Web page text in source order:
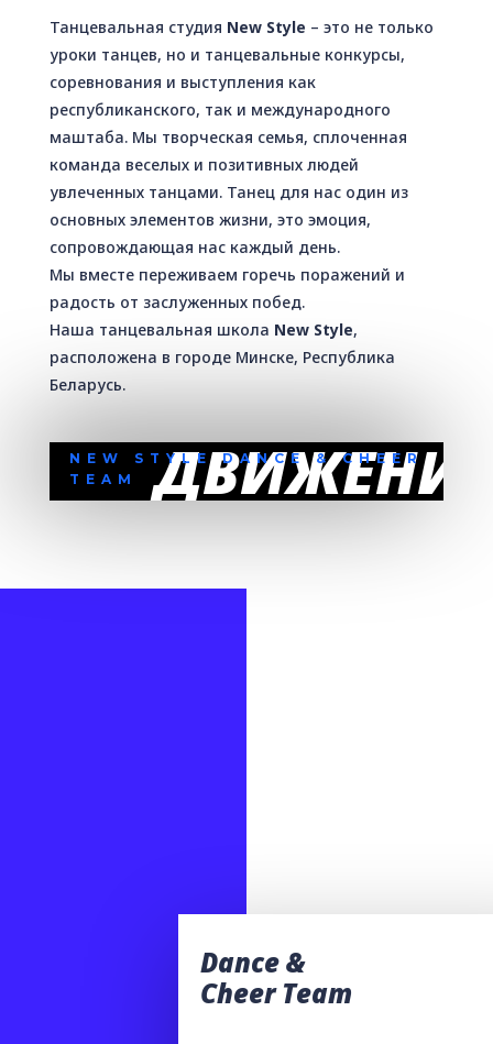
Танцевальная студия New Style – это не только
уроки танцев, но и танцевальные конкурсы,
соревнования и выступления как
республиканского, так и международного
маштаба. Мы творческая семья, сплоченная
команда веселых и позитивных людей
увлеченных танцами. Танец для нас один из
основных элементов жизни, это эмоция,
сопровождающая нас каждый день.
Мы вместе переживаем горечь поражений и
радость от заслуженных побед.
Наша танцевальная школа New Style,
расположена в городе Минске, Республика
Беларусь.
NEW STYLE DANCE & CHEER
TEAM
Dance &
Cheer Team